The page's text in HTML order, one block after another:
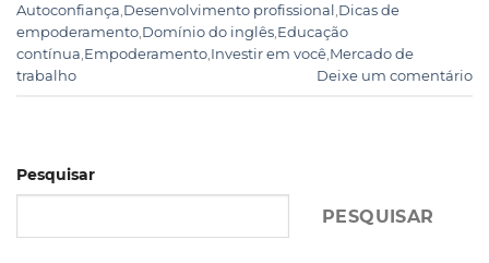
Pesquisar
PESQUISAR
Autoconfiança Desenvolvimento profissional Dicas de
empoderamento Domínio do inglês Educação
contínua Empoderamento Investir em você Mercado de
trabalho
Deixe um comentário